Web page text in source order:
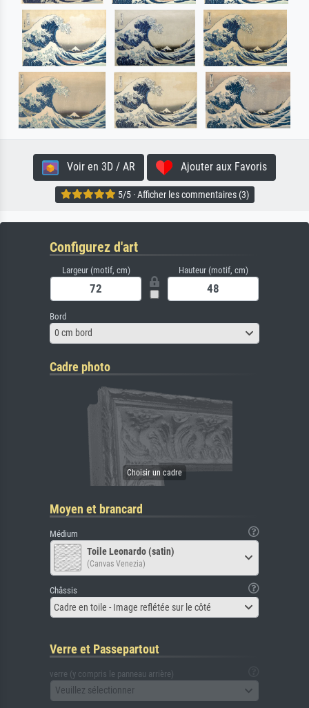
Voir en 3D / AR Ajouter aux Favoris
5/5 · Afficher les commentaires (3)
Configurez d'art
Largeur (motif, cm) Hauteur (motif, cm)
Bord
0 cm bord
Cadre photo
Moyen et brancard
Médium
Toile Leonardo (satin)
(Canvas Venezia)
Châssis
Cadre en toile - Image reflétée sur le côté
Verre et Passepartout
verre (y compris le panneau arrière)
Veuillez sélectionner